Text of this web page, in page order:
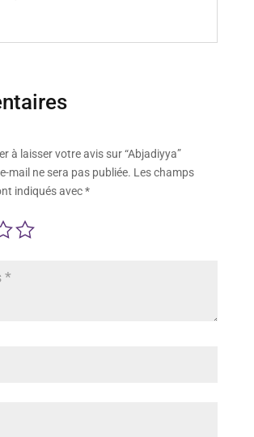
à laisser votre avis sur “Abjadiyya”
mail ne sera pas publiée. Les champs
indiqués avec*